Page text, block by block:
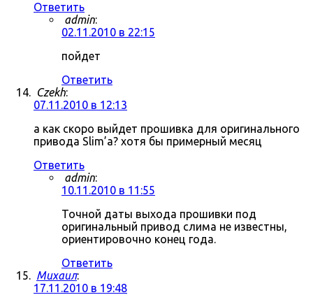
Ответить
admin:
02.11.2010 в 22:15
пойдет
Ответить
Czekh:
07.11.2010 в 12:13
а как скоро выйдет прошивка для оригинального
привода Slim’а? хотя бы примерный месяц
Ответить
admin:
10.11.2010 в 11:55
Точной даты выхода прошивки под
оригинальный привод слима не известны,
ориентировочно конец года.
Ответить
Михаил:
17.11.2010 в 19:48